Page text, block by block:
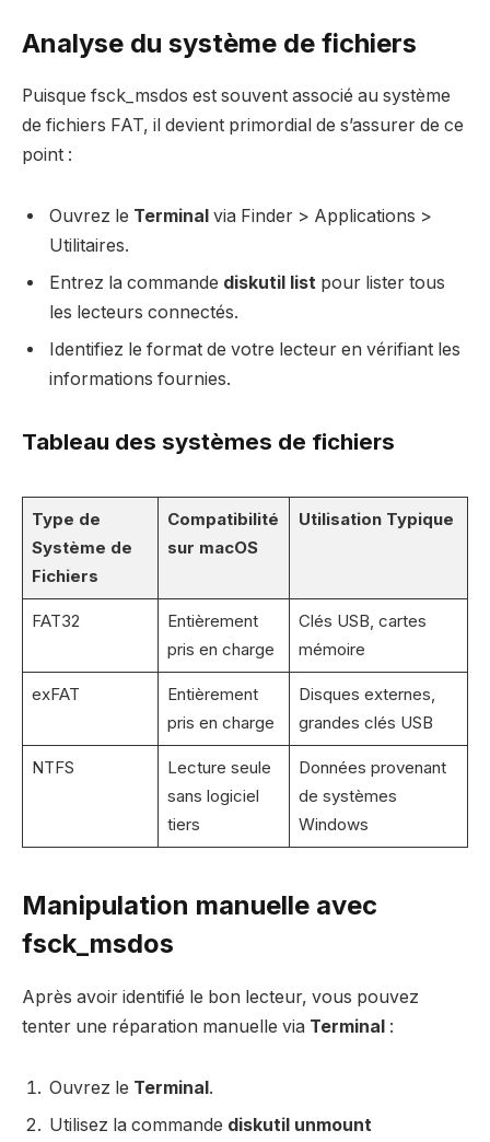
Analyse du système de fichiers
Puisque fsck_msdos est souvent associé au système
de fichiers FAT, il devient primordial de s’assurer de ce
point :
Ouvrez le Terminal via Finder > Applications >
Utilitaires.
Entrez la commande diskutil list pour lister tous
les lecteurs connectés.
Identifiez le format de votre lecteur en vérifiant les
informations fournies.
Tableau des systèmes de fichiers
Type de
Système de
Fichiers
Compatibilité
sur macOS
Utilisation Typique
FAT32
Entièrement
pris en charge
Clés USB, cartes
mémoire
exFAT
Entièrement
pris en charge
Disques externes,
grandes clés USB
NTFS
Lecture seule
sans logiciel
tiers
Données provenant
de systèmes
Windows
Manipulation manuelle avec
fsck_msdos
Après avoir identifié le bon lecteur, vous pouvez
tenter une réparation manuelle via Terminal :
Ouvrez le Terminal.
Utilisez la commande diskutil unmount